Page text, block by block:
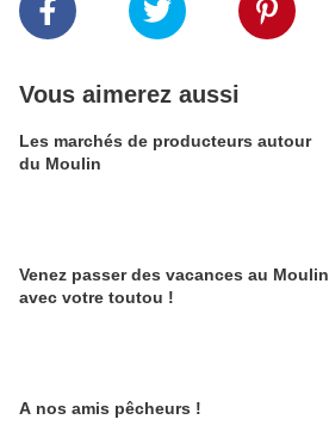
Vous aimerez aussi
Les marchés de producteurs autour
du Moulin
Venez passer des vacances au Moulin
avec votre toutou !
A nos amis pêcheurs !